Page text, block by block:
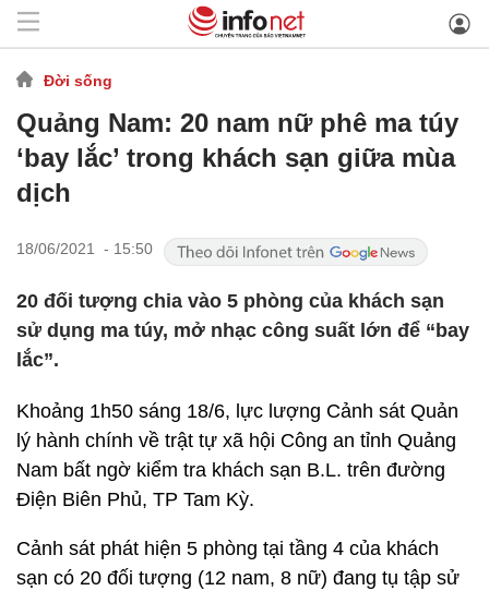
Đời sống
Quảng Nam: 20 nam nữ phê ma túy
‘bay lắc’ trong khách sạn giữa mùa
dịch
18/06/2021 - 15:50
20 đối tượng chia vào 5 phòng của khách sạn
sử dụng ma túy, mở nhạc công suất lớn để “bay
lắc”.
Khoảng 1h50 sáng 18/6, lực lượng Cảnh sát Quản
lý hành chính về trật tự xã hội Công an tỉnh Quảng
Nam bất ngờ kiểm tra khách sạn B.L. trên đường
Điện Biên Phủ, TP Tam Kỳ.
Cảnh sát phát hiện 5 phòng tại tầng 4 của khách
sạn có 20 đối tượng (12 nam, 8 nữ) đang tụ tập sử